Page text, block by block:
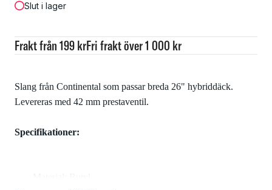
Slang från Continental som passar breda 26" hybriddäck.
Levereras med 42 mm prestaventil.
Specifikationer:
Frakt från 199 krFri frakt över 1 000 kr
Slut i lager